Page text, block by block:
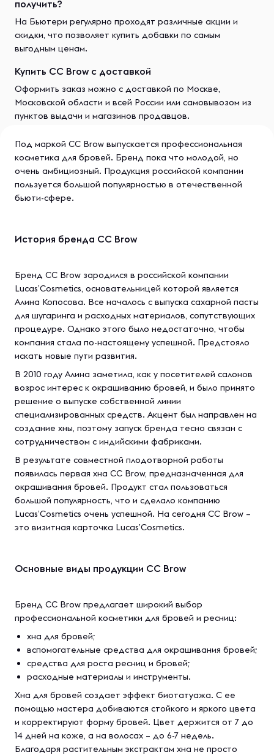
получить?
На Бьютери регулярно проходят различные акции и
скидки, что позволяет купить добавки по самым
выгодным ценам.
Купить CC Brow с доставкой
Оформить заказ можно с доставкой по Москве,
Московской области и всей России или самовывозом из
пунктов выдачи и магазинов продавцов.
Под маркой CC Brow выпускается профессиональная
косметика для бровей. Бренд пока что молодой, но
очень амбициозный. Продукция российской компании
пользуется большой популярностью в отечественной
бьюти-сфере.
История бренда CC Brow
Бренд CC Brow зародился в российской компании
Lucas’Cosmetics, основательницей которой является
Алина Копосова. Все началось с выпуска сахарной пасты
для шугаринга и расходных материалов, сопутствующих
процедуре. Однако этого было недостаточно, чтобы
компания стала по-настоящему успешной. Предстояло
искать новые пути развития.
В 2010 году Алина заметила, как у посетителей салонов
возрос интерес к окрашиванию бровей, и было принято
решение о выпуске собственной линии
специализированных средств. Акцент был направлен на
создание хны, поэтому запуск бренда тесно связан с
сотрудничеством с индийскими фабриками.
В результате совместной плодотворной работы
появилась первая хна CC Brow, предназначенная для
окрашивания бровей. Продукт стал пользоваться
большой популярность, что и сделало компанию
Lucas’Cosmetics очень успешной. На сегодня CC Brow –
это визитная карточка Lucas’Cosmetics.
Основные виды продукции CC Brow
Бренд CC Brow предлагает широкий выбор
профессиональной косметики для бровей и ресниц:
хна для бровей;
вспомогательные средства для окрашивания бровей;
средства для роста ресниц и бровей;
расходные материалы и инструменты.
Хна для бровей создает эффект биотатуажа. С ее
помощью мастера добиваются стойкого и яркого цвета
и корректируют форму бровей. Цвет держится от 7 до
14 дней на коже, а на волосах – до 6-7 недель.
Благодаря растительным экстрактам хна не просто